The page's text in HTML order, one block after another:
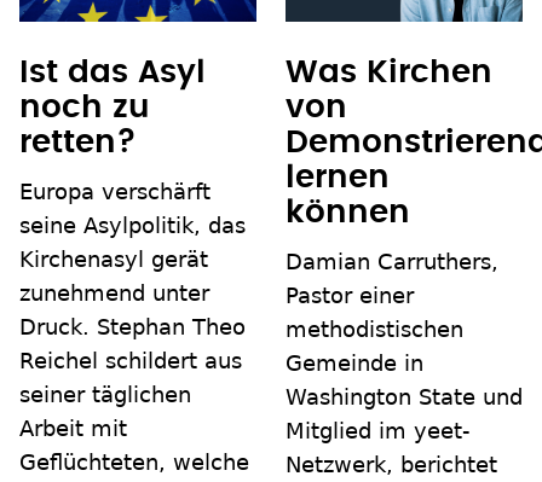
Ist das Asyl
noch zu
retten?
Europa verschärft
seine Asylpolitik, das
Kirchenasyl gerät
zunehmend unter
Druck. Stephan Theo
Reichel schildert aus
seiner täglichen
Arbeit mit
Geflüchteten, welche
Was Kirchen
von
lernen
können
Damian Carruthers,
Pastor einer
methodistischen
Gemeinde in
Washington State und
Mitglied im yeet-
Netzwerk, berichtet